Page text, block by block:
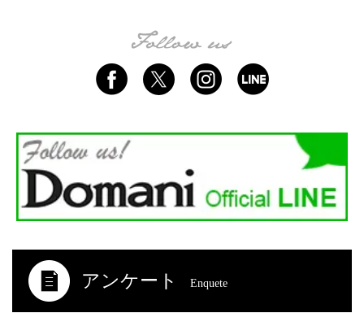
アンケート Enquete